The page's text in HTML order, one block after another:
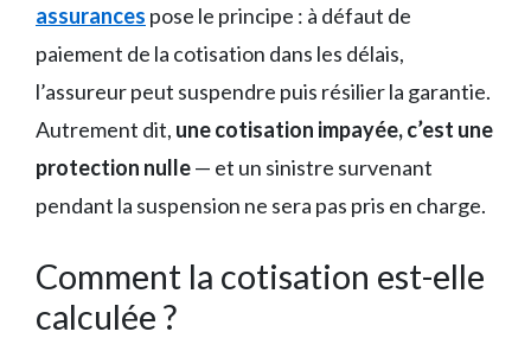
assurances pose le principe : à défaut de
paiement de la cotisation dans les délais,
l’assureur peut suspendre puis résilier la garantie.
Autrement dit, une cotisation impayée, c’est une
protection nulle— et un sinistre survenant
pendant la suspension ne sera pas pris en charge.
Comment la cotisation est-elle
calculée ?